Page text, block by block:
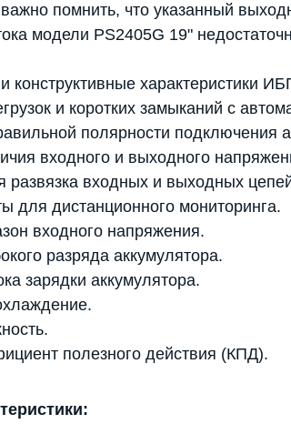
помнить, что указанный
модели PS2405G 19"
конструктивные характеристики
и коротких замыканий с
полярности подключения
входного и выходного
развязка входных и выходных
для дистанционного мониторинга.
входного напряжения.
разряда аккумулятора.
зарядки аккумулятора.
полезного действия (КПД).